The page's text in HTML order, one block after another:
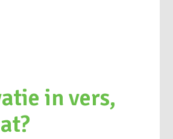
in vers,